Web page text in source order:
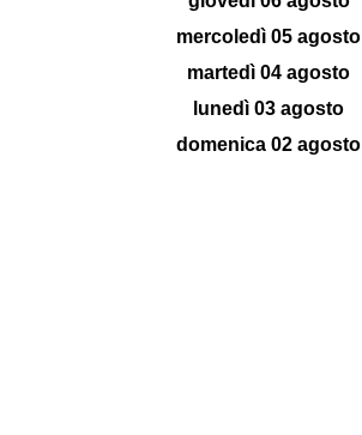
mercoledì 05 agosto
martedì 04 agosto
lunedì 03 agosto
domenica 02 agosto